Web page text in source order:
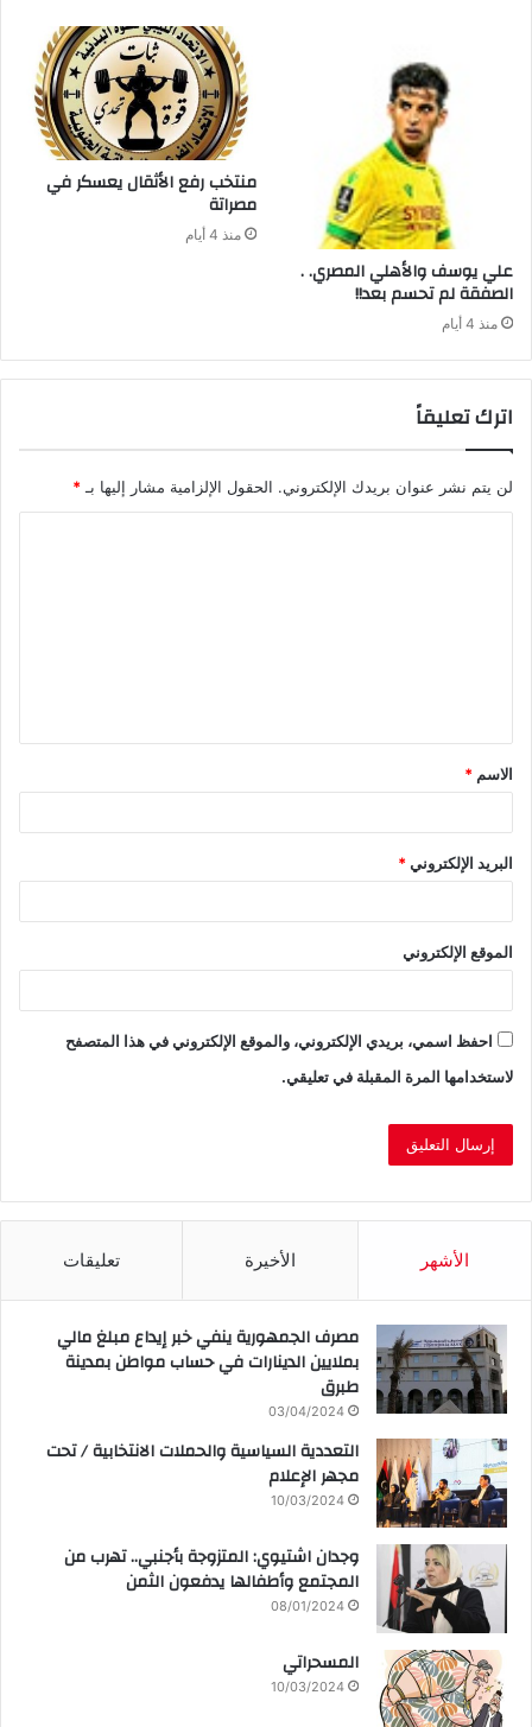
علي‭ ‬يوسف‭ ‬والأهلي‭ ‬المصري‭ . .
‬الصفقة‭ ‬لم‭ ‬تحسم‭ ‬بعد‭ !!‬
منذ 4 أيام
‬مصراتة‭ ‬
منذ 4 أيام
اترك تعليقاً
لن يتم نشر عنوان بريدك الإلكتروني. الحقول الإلزامية مشار إليها بـ *
ق
*
الاسم *
البريد الإلكتروني*
الموقع الإلكتروني
احفظ اسمي، بريدي الإلكتروني، والموقع الإلكتروني في هذا المتصفح
لاستخدامها المرة المقبلة في تعليقي.
الأشهر الأخيرة تعليقات
مصرف الجمهورية ينفي خبر إيداع مبلغ مالي
بملايين الدينارات في حساب مواطن بمدينة
طبرق
03/04/2024
التعددية السياسية والحملات الانتخابية / تحت
مجهر الإعلام
10/03/2024
وجدان اشتيوي: المتزوجة بأجنبي.. تهرب من
المجتمع وأطفالها يدفعون الثمن
08/01/2024
المسحراتي
10/03/2024